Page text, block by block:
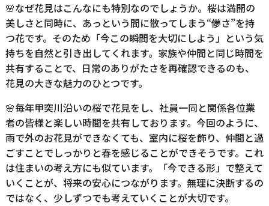
🌸なぜ花見はこんなにも特別なのでしょうか。桜は満開の
美しさと同時に、あっという間に散ってしまう“儚さ”を持
つ花です。そのため「今この瞬間を大切にしよう」という気
持ちを自然と引き出してくれます。家族や仲間と同じ時間を
共有することで、日常のありがたさを再確認できるのも、
花見の大きな魅力のひとつです。
🌸毎年甲突川沿いの桜で花見をし、社員一同と関係各位業
者の皆様と楽しい時間を共有しております。今回のように、
雨で外のお花見ができなくても、室内に桜を飾り、仲間と過
ごすことでしっかりと春を感じることができそうです。これ
は住まいの考え方にも似ています。「今できる形」で整えて
いくことが、将来の安心につながります。無理に決断するの
ではなく、少しずつでも考えていくことが大切です。